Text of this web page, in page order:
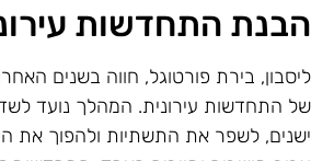
התחדשות
בירת פורטוגל, חווה בשנים
התחדשות עירונית. המהלך נועד
לשפר את התשתיות ולהפוך את